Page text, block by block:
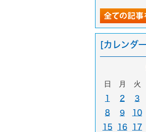
[カレンダ
日 月 火
1 2 3
8
9 10
15
16 17